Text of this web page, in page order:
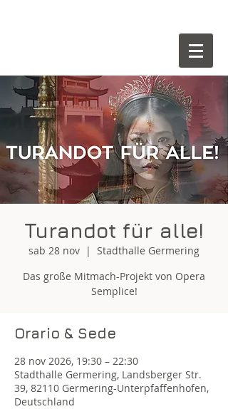
Turandot für alle!
sab 28 nov
  |
Stadthalle Germering
Das große Mitmach-Projekt von Opera
Semplice!
Orario & Sede
28 nov 2026, 19:30 – 22:30
Stadthalle Germering, Landsberger Str.
39, 82110 Germering-Unterpfaffenhofen,
Deutschland